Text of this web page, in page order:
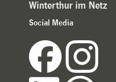
Winterthur im Netz
Social Media